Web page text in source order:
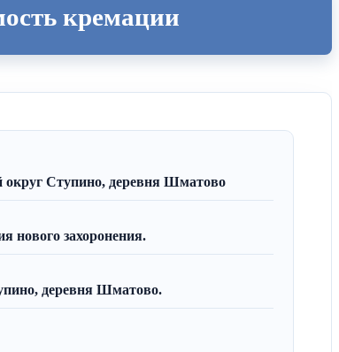
кремации
округ Ступино, деревня Шматово
нового захоронения.
деревня Шматово.